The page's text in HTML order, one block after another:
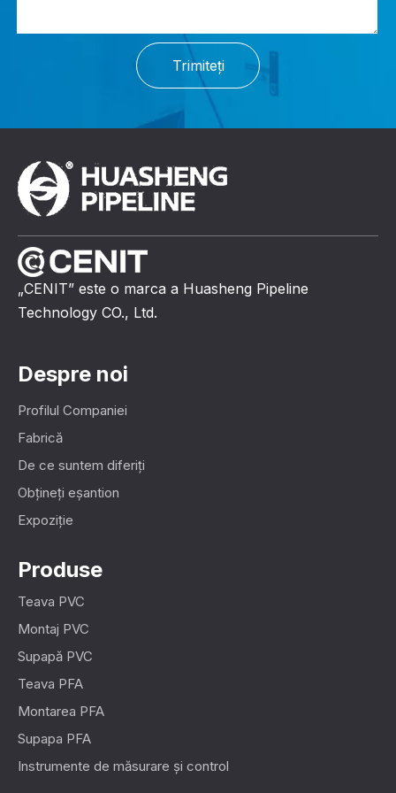
Trimiteți
„CENIT” este o marca a Huasheng Pipeline
Technology CO., Ltd.
Despre noi
Profilul Companiei
Fabrică
De ce suntem diferiți
Obțineți eșantion
Expoziţie
Produse
Teava PVC
Montaj PVC
Supapă PVC
Teava PFA
Montarea PFA
Supapa PFA
Instrumente de măsurare și control